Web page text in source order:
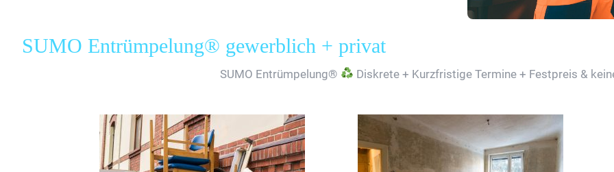
SUMO Entrümpelung® gewerblich + privat
SUMO Entrümpelung® Diskrete + Kurzfristige Termine + Festpreis &